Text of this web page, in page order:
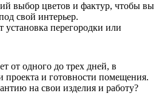
выбор цветов и фактур, чтобы вы
свой интерьер.
установка перегородки или
от одного до трех дней, в
проекта и готовности помещения.
на свои изделия и работу?